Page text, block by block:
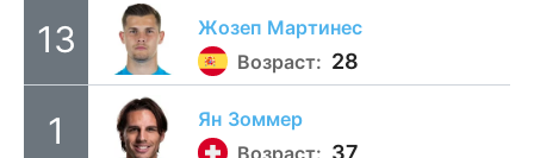
13 Жозеп Мартинес
Возраст: 28
1 Ян Зоммер
Возраст: 37